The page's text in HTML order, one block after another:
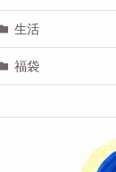
生活
福袋